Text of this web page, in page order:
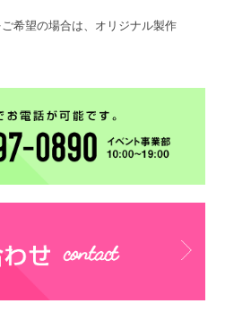
希望の場合は、オリジナル製作